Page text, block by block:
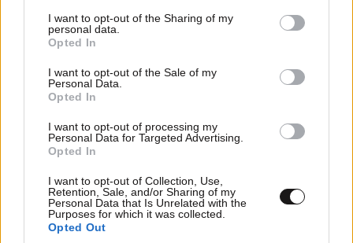
not limited to your visit or usage behaviour. You may click to
grant or deny consent to Google and its third-party tags to
use your data for below specified purposes in below Google
consent section.
I want to opt-out of the Sharing of my
personal data.
Opted In
I want to opt-out of the Sale of my
Personal Data.
Opted In
I want to opt-out of processing my
Personal Data for Targeted Advertising.
Opted In
I want to opt-out of Collection, Use,
Retention, Sale, and/or Sharing of my
Personal Data that Is Unrelated with the
Purposes for which it was collected.
Opted Out
🦈🦈🦈 12·05·2026 10:59
Ο κατά λάθος γιος χρήζει αποτοξίνωση, ψυχιατρική
παρακολούθηση και κλυσμα τρεις φορές την ημέρα
Απαντήστε